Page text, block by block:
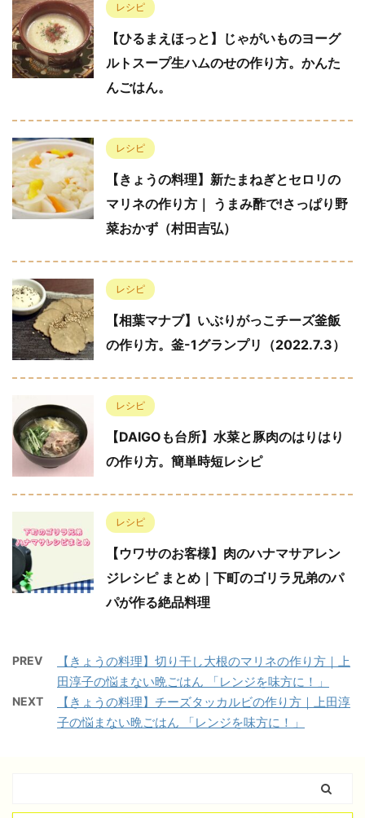
レシピ
【ひるまえほっと】じゃがいものヨーグ
ルトスープ生ハムのせの作り方。かんた
んごはん。
レシピ
【きょうの料理】新たまねぎとセロリの
マリネの作り方｜ うまみ酢で!さっぱり野
菜おかず（村田吉弘）
レシピ
【相葉マナブ】いぶりがっこチーズ釜飯
の作り方。釜-1グランプリ（2022.7.3）
レシピ
【DAIGOも台所】水菜と豚肉のはりはり
の作り方。簡単時短レシピ
レシピ
【ウワサのお客様】肉のハナマサアレン
ジレシピ まとめ｜下町のゴリラ兄弟のパ
パが作る絶品料理
PREV
【きょうの料理】切り干し大根のマリネの作り方｜上
田淳子の悩まない晩ごはん 「レンジを味方に！」
NEXT
【きょうの料理】チーズタッカルビの作り方｜上田淳
子の悩まない晩ごはん 「レンジを味方に！」